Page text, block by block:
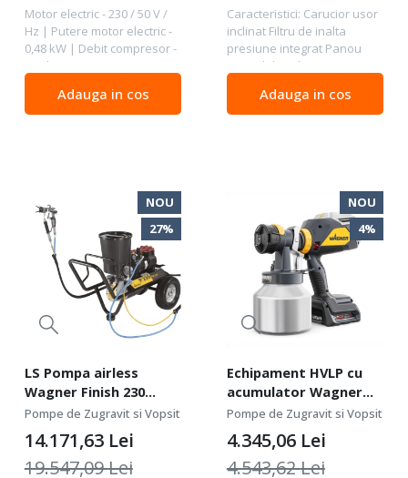
Motor electric - 230 / 50 V /
Hz | Putere motor electric -
0,48 kW | Debit compresor -
100 l/min
Adauga in cos
Caracteristici: Carucior usor
inclinat Filtru de inalta
presiune integrat Panou
control digital Digi-Trac ce
pentru monitorizarea
directa pe unitate Motor
Adauga in cos
NOU
27%
LS Pompa airless
Wagner Finish 230
AirCoat Compact CART
230V debit 2 l/min
Pompe de Zugravit si Vopsit
14.171,63 Lei
19.547,09Lei
NOU
4%
Echipament HVLP cu
acumulator Wagner
Finish Control 4000 18V
Pompe de Zugravit si Vopsit
4.345,06 Lei
4.543,62Lei